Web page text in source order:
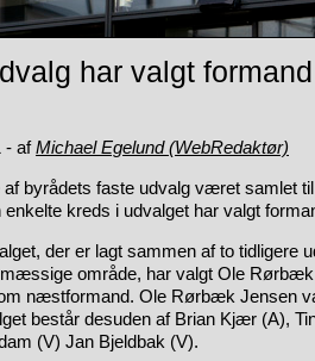
har valgt
- afMichael Egelund (WebRedaktør)
af byrådets faste udvalg været samlet
enkelte kreds i udvalget har valgt
der er lagt sammen af to tidligere
område, har valgt Ole
næstformand. Ole Rørbæk Jensen
består desuden af Brian Kjær (A),
(V) Jan Bjeldbak (V).